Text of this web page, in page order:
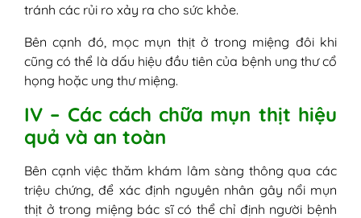
tránh các rủi ro xảy ra cho sức khỏe.
Bên cạnh đó, mọc mụn thịt ở trong miệng đôi khi
cũng có thể là dấu hiệu đầu tiên của bệnh ung thư cổ
họng hoặc ung thư miệng.
IV – Các cách chữa mụn thịt hiệu
quả và an toàn
Bên cạnh việc thăm khám lâm sàng thông qua các
triệu chứng, để xác định nguyên nhân gây nổi mụn
thịt ở trong miệng bác sĩ có thể chỉ định người bệnh